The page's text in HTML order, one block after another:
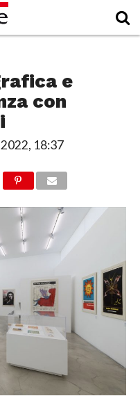
e
con
18:37